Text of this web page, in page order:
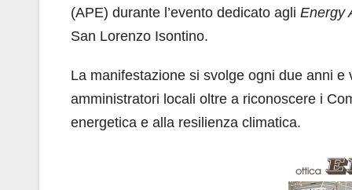
(APE) durante l’evento dedicato agli Energy
San Lorenzo Isontino.
La manifestazione si svolge ogni due anni
amministratori locali oltre a riconoscere i
energetica e alla resilienza climatica.